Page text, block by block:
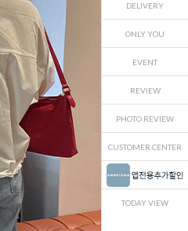
DELIVERY
ONLY YOU
EVENT
REVIEW
PHOTO REVIEW
CUSTOMER CENTER
TODAY VIEW